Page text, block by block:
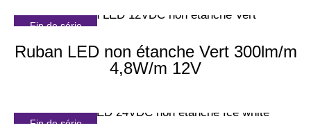
Fin de série
Ruban LED non étanche Vert 300lm/m
4,8W/m 12V
Fin de série